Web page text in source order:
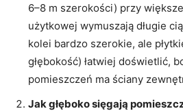
6–8 m szerokości) przy
użytkowej wymuszają długie
kolei bardzo szerokie, ale
głębokość) łatwiej doświetlić,
pomieszczeń ma ściany
Jak głęboko sięgają